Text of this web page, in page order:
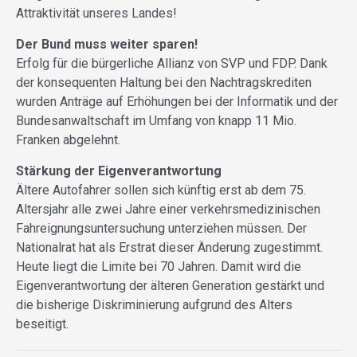
Attraktivität unseres Landes!
Der Bund muss weiter sparen!
Erfolg für die bürgerliche Allianz von SVP und FDP. Dank
der konsequenten Haltung bei den Nachtragskrediten
wurden Anträge auf Erhöhungen bei der Informatik und der
Bundesanwaltschaft im Umfang von knapp 11 Mio.
Franken abgelehnt.
Stärkung der Eigenverantwortung
Ältere Autofahrer sollen sich künftig erst ab dem 75.
Altersjahr alle zwei Jahre einer verkehrsmedizinischen
Fahreignungsuntersuchung unterziehen müssen. Der
Nationalrat hat als Erstrat dieser Änderung zugestimmt.
Heute liegt die Limite bei 70 Jahren. Damit wird die
Eigenverantwortung der älteren Generation gestärkt und
die bisherige Diskriminierung aufgrund des Alters
beseitigt.